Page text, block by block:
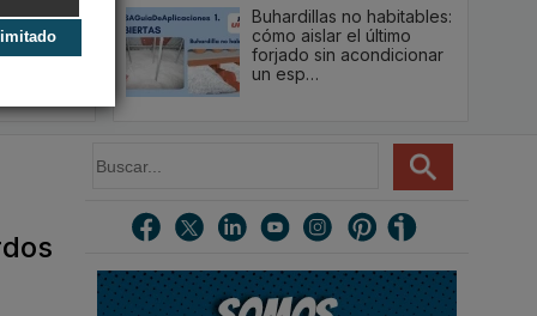
le va a
Buhardillas no habitables:
cómo aislar el último
forjado sin acondicionar
un esp…
u
r